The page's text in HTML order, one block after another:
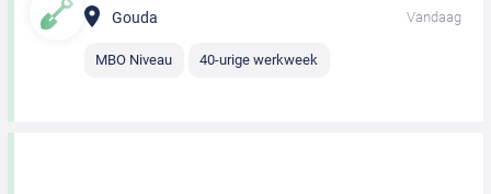
Gouda Vandaag
MBO Niveau 40-urige werkweek